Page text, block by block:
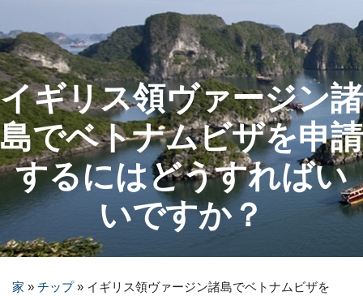
イギリス領ヴァージン諸
島でベトナムビザを申請
するにはどうすればい
いですか？
家 » チップ» イギリス領ヴァージン諸島でベトナムビザを